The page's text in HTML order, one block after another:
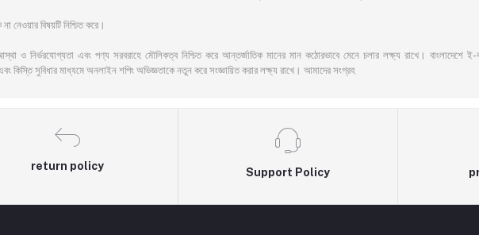
নেওয়ার বিষয়টি নিশ্চিত করে।
ও নির্ভরযোগ্যতা এবং পণ্য সরবরাহে মৌলিকত্ব নিশ্চিত করে আন্তর্জাতিক মানের মান কঠোরভাবে মেনে চলার লক্ষ্য রাখে। বাংলাদেশে ই-
কিস্তি সুবিধার মাধ্যমে অনলাইন শপিং অভিজ্ঞতাকে নতুন করে সংজ্ঞায়িত করার লক্ষ্য রাখে। আমাদের সংগ্রহ
return policy
Support Policy